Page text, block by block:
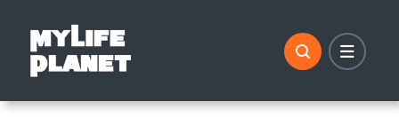
contenido